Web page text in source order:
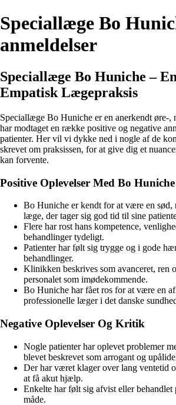
Speciallæge Bo
anmeldelser
Speciallæge Bo Huniche –
Empatisk Lægepraksis
Speciallæge Bo Huniche er en anerkendt øre-,
har modtaget en række positive og negative
patienter. Her vil vi dykke ned i nogle af de
skrevet om praksissen, for at give dig et
kan forvente.
Positive Oplevelser Med Bo Huniche
Bo Huniche er kendt for at være en
læge, der tager sig god tid til sine
Flere har rost hans kompetence,
behandlinger tydeligt.
Patienter har følt sig trygge og i gode
behandlinger.
Klinikken beskrives som avanceret, ren
personalet som imødekommende.
Bo Huniche har fået ros for at være en
professionelle læger i det danske
Negative Oplevelser Og Kritik
Nogle patienter har oplevet problemer
blevet beskrevet som arrogant og
Der har været klager over lang ventetid
at få akut hjælp.
Enkelte har følt sig afvist eller behandlet
måde.